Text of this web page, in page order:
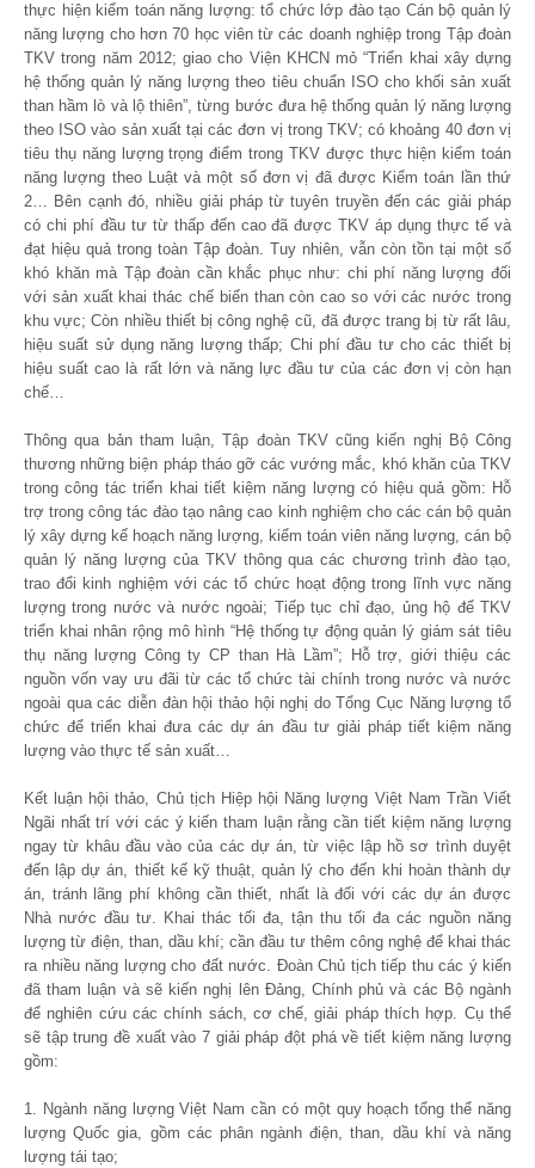
thực hiện kiểm toán năng lượng: tổ chức lớp đào tạo Cán bộ quản lý
năng lượng cho hơn 70 học viên từ các doanh nghiệp trong Tập đoàn
TKV trong năm 2012; giao cho Viện KHCN mỏ “Triển khai xây dựng
hệ thống quản lý năng lượng theo tiêu chuẩn ISO cho khối sản xuất
than hầm lò và lộ thiên”, từng bước đưa hệ thống quản lý năng lượng
theo ISO vào sản xuất tại các đơn vị trong TKV; có khoảng 40 đơn vị
tiêu thụ năng lượng trọng điểm trong TKV được thực hiện kiểm toán
năng lượng theo Luật và một số đơn vị đã được Kiểm toán lần thứ
2… Bên cạnh đó, nhiều giải pháp từ tuyên truyền đến các giải pháp
có chi phí đầu tư từ thấp đến cao đã được TKV áp dụng thực tế và
đạt hiệu quả trong toàn Tập đoàn. Tuy nhiên, vẫn còn tồn tại một số
khó khăn mà Tập đoàn cần khắc phục như: chi phí năng lượng đối
với sản xuất khai thác chế biến than còn cao so với các nước trong
khu vực; Còn nhiều thiết bị công nghệ cũ, đã được trang bị từ rất lâu,
hiệu suất sử dụng năng lượng thấp; Chi phí đầu tư cho các thiết bị
hiệu suất cao là rất lớn và năng lực đầu tư của các đơn vị còn hạn
chế…
Thông qua bản tham luận, Tập đoàn TKV cũng kiến nghị Bộ Công
thương những biện pháp tháo gỡ các vướng mắc, khó khăn của TKV
trong công tác triển khai tiết kiệm năng lượng có hiệu quả gồm: Hỗ
trợ trong công tác đào tạo nâng cao kinh nghiệm cho các cán bộ quản
lý xây dựng kế hoạch năng lượng, kiểm toán viên năng lượng, cán bộ
quản lý năng lượng của TKV thông qua các chương trình đào tạo,
trao đổi kinh nghiệm với các tổ chức hoạt động trong lĩnh vực năng
lượng trong nước và nước ngoài; Tiếp tục chỉ đạo, ủng hộ để TKV
triển khai nhân rộng mô hình “Hệ thống tự động quản lý giám sát tiêu
thụ năng lượng Công ty CP than Hà Lầm”; Hỗ trợ, giới thiệu các
nguồn vốn vay ưu đãi từ các tổ chức tài chính trong nước và nước
ngoài qua các diễn đàn hội thảo hội nghị do Tổng Cục Năng lượng tổ
chức để triển khai đưa các dự án đầu tư giải pháp tiết kiệm năng
lượng vào thực tế sản xuất…
Kết luận hội thảo, Chủ tịch Hiệp hội Năng lượng Việt Nam Trần Viết
Ngãi nhất trí với các ý kiến tham luận rằng cần tiết kiệm năng lượng
ngay từ khâu đầu vào của các dự án, từ việc lập hồ sơ trình duyệt
đến lập dự án, thiết kế kỹ thuật, quản lý cho đến khi hoàn thành dự
án, tránh lãng phí không cần thiết, nhất là đối với các dự án được
Nhà nước đầu tư. Khai thác tối đa, tận thu tối đa các nguồn năng
lượng từ điện, than, dầu khí; cần đầu tư thêm công nghệ để khai thác
ra nhiều năng lượng cho đất nước. Đoàn Chủ tịch tiếp thu các ý kiến
đã tham luận và sẽ kiến nghị lên Đảng, Chính phủ và các Bộ ngành
để nghiên cứu các chính sách, cơ chế, giải pháp thích hợp. Cụ thể
sẽ tập trung đề xuất vào 7 giải pháp đột phá về tiết kiệm năng lượng
gồm:
1. Ngành năng lượng Việt Nam cần có một quy hoạch tổng thể năng
lượng Quốc gia, gồm các phân ngành điện, than, dầu khí và năng
lượng tái tạo;